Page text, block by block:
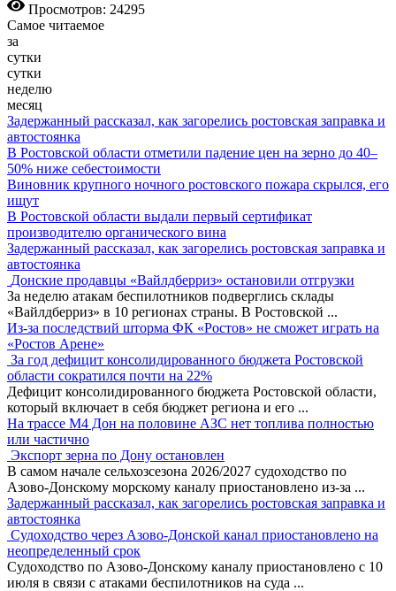
Просмотров: 24295
Самое читаемое
за
сутки
сутки
неделю
месяц
Задержанный рассказал, как загорелись ростовская заправка и
автостоянка
В Ростовской области отметили падение цен на зерно до 40–
50% ниже себестоимости
Виновник крупного ночного ростовского пожара скрылся, его
ищут
В Ростовской области выдали первый сертификат
производителю органического вина
Задержанный рассказал, как загорелись ростовская заправка и
автостоянка
Донские продавцы «Вайлдберриз» остановили отгрузки
За неделю атакам беспилотников подверглись склады
«Вайлдберриз» в 10 регионах страны. В Ростовской ...
Из-за последствий шторма ФК «Ростов» не сможет играть на
«Ростов Арене»
За год дефицит консолидированного бюджета Ростовской
области сократился почти на 22%
Дефицит консолидированного бюджета Ростовской области,
который включает в себя бюджет региона и его ...
На трассе М4 Дон на половине АЗС нет топлива полностью
или частично
Экспорт зерна по Дону остановлен
В самом начале сельхозсезона 2026/2027 судоходство по
Азово-Донскому морскому каналу приостановлено из-за ...
Задержанный рассказал, как загорелись ростовская заправка и
автостоянка
Судоходство через Азово-Донской канал приостановлено на
неопределенный срок
Судоходство по Азово-Донскому каналу приостановлено с 10
июля в связи с атаками беспилотников на суда ...